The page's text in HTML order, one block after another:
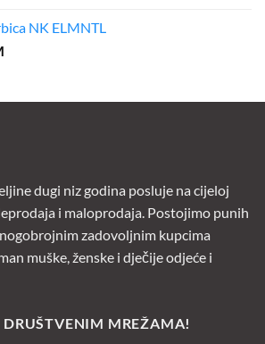
NK ELMNTL
dugi niz godina posluje na cijeloj
i maloprodaja. Postojimo punih
zadovoljnim kupcima
muške, ženske i dječije odjeće i
DRUŠTVENIM MREŽAMA!